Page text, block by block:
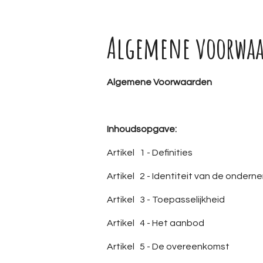
Algemene
Algemene Voorwaarden
Inhoudsopgave:
Artikel 1 - Definities
Artikel 2 - Identiteit van de
Artikel 3 - Toepasselijkheid
Artikel 4 - Het aanbod
Artikel 5 - De overeenkomst